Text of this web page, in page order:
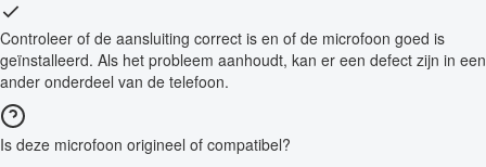
Controleer of de aansluiting correct is en of de microfoon goed is
geïnstalleerd. Als het probleem aanhoudt, kan er een defect zijn in een
ander onderdeel van de telefoon.
Is deze microfoon origineel of compatibel?